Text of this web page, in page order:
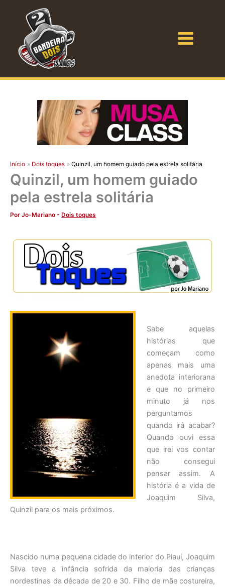
conteúdo
Início Dois toques Quinzil, um homem guiado pela estrela solitária
Quinzil, um homem guiado
pela estrela solitária
Por Jo-Mariano - Dois toques
Sabe aquelas
histórias que
começam como
apenas mais uma
anedota interiorana
e que no primeiro
minuto já nos
perguntamos
quando irá acabar?
Quando ouvi essa
que irei vos contar
não consegui
pensar assim. A
história é a vida de
Joaquim Silva,
Quinzil para os mais próximos.
Nascido numa pequena cidade do interior do Piauí, Joaquim
Silva teve a infância sofrida da maioria das crianças
nordestinas da década de 20 e 30. Filho de mãe costureira,